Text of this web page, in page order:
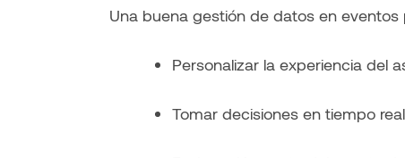
Una buena gestión de datos en eventos
Personalizar la experiencia del
Tomar decisiones en tiempo real